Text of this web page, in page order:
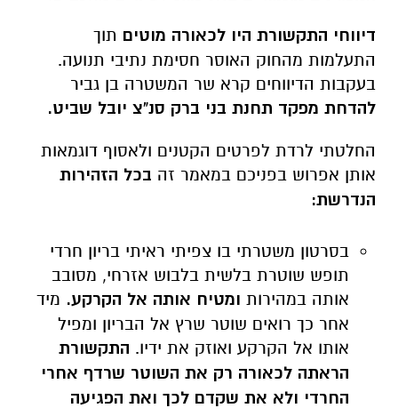
דיווחי התקשורת היו לכאורה מוטים תוך
התעלמות מהחוק האוסר חסימת נתיבי תנועה.
בעקבות הדיווחים קרא שר המשטרה בן גביר
להדחת מפקד תחנת בני ברק סנ"צ יובל שביט.
החלטתי לרדת לפרטים הקטנים ולאסוף דוגמאות
אותן אפרוש בפניכם במאמר זה בכל הזהירות
הנדרשת:
בסרטון משטרתי בו צפיתי ראיתי בריון חרדי
תופש שוטרת בלשית בלבוש אזרחי, מסובב
אותה במהירות ומטיח אותה אל הקרקע. מיד
אחר כך רואים שוטר שרץ אל הבריון ומפיל
אותו אל הקרקע ואוזק את ידיו. התקשורת
הראתה לכאורה רק את השוטר שרדף אחרי
החרדי ולא את שקדם לכך ואת הפגיעה